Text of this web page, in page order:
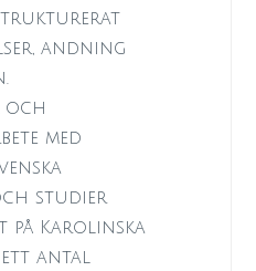
andning
och
med
studier
Karolinska
antal